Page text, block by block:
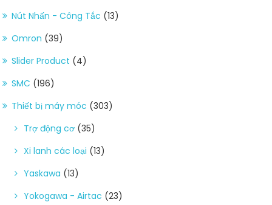
Nút Nhấn - Công Tắc (13)
Omron (39)
Slider Product (4)
SMC (196)
Thiết bị máy móc (303)
Trợ động cơ (35)
Xi lanh các loại (13)
Yaskawa (13)
Yokogawa - Airtac (23)